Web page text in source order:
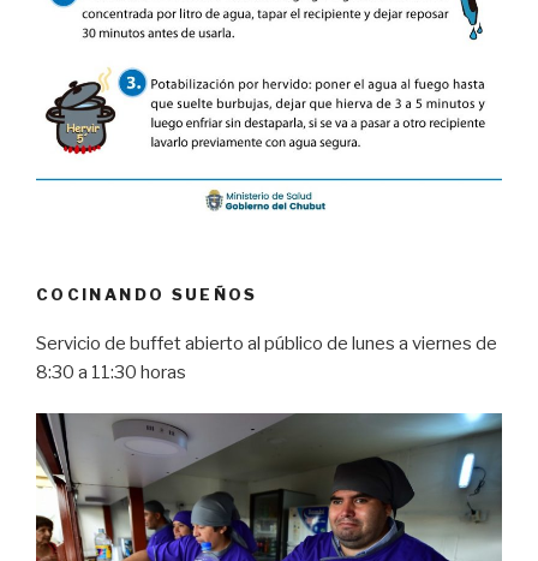
COCINANDO SUEÑOS
Servicio de buffet abierto al público de lunes a viernes de
8:30 a 11:30 horas